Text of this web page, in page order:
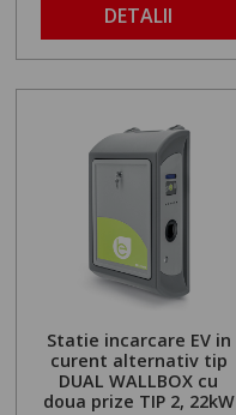
DETALII
Statie incarcare EV in
curent alternativ tip
DUAL WALLBOX cu
doua prize TIP 2, 22kW